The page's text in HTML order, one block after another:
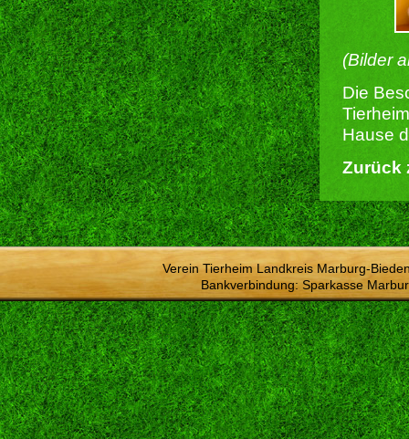
(Bilder
Die
Hause
Zurück
Verein Tierheim Landkreis Marburg-
Bankverbindung: Sparkasse